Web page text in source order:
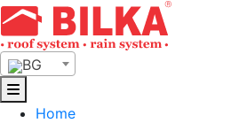
Skip
to
content
BG
Home